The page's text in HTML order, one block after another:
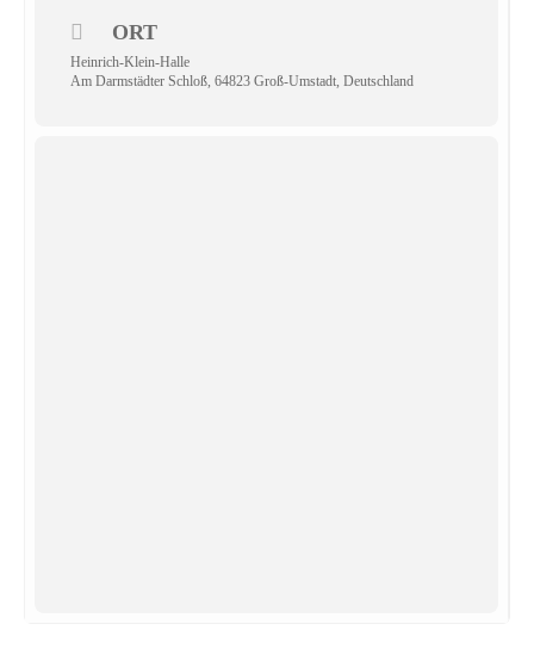
ORT
Heinrich-Klein-Halle
Am Darmstädter Schloß, 64823 Groß-Umstadt, Deutschland